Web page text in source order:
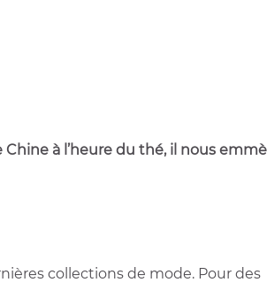
à l’heure du thé, il nous
collections de mode. Pour des